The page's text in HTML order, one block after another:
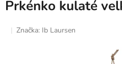
Prkénko kulaté
Značka: Ib Laursen